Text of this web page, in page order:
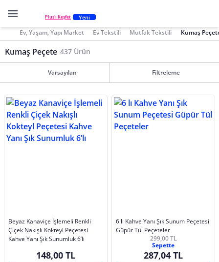
Plus'ı Keşfet Yeni
Ev, Yaşam, Yapı Market Ev Tekstili Mutfak Tekstili Kumaş
Kumaş Peçete 437 Ürün
Varsayılan Filtreleme
Beyaz Kanaviçe İşlemeli Renkli
Çiçek Nakışlı Kokteyl Peçetesi
Kahve Yanı Şık Sunumluk 6’lı
148,00 TL
6 lı Kahve Yanı Şık Sunum Peçetesi
Güpür Tül Peçeteler
299,00 TL
Sepette
287,04 TL